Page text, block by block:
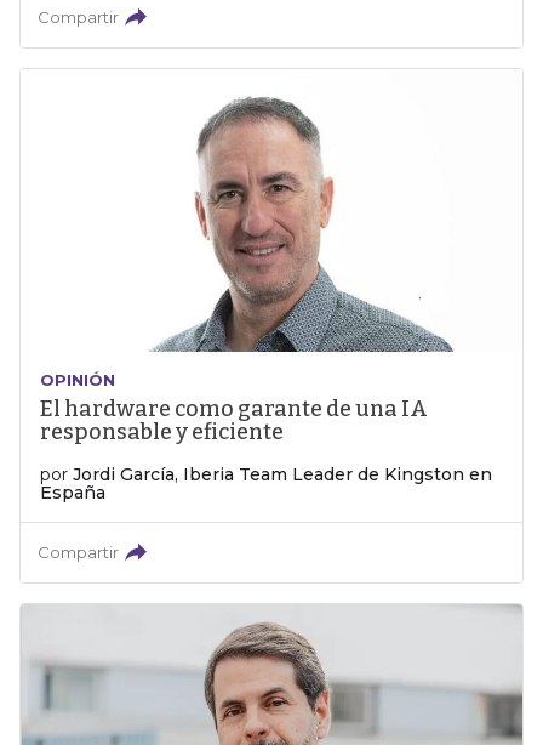
Compartir
OPINIÓN
El hardware como garante de una IA
responsable y eficiente
por Jordi García, Iberia Team Leader de Kingston en
España
Compartir